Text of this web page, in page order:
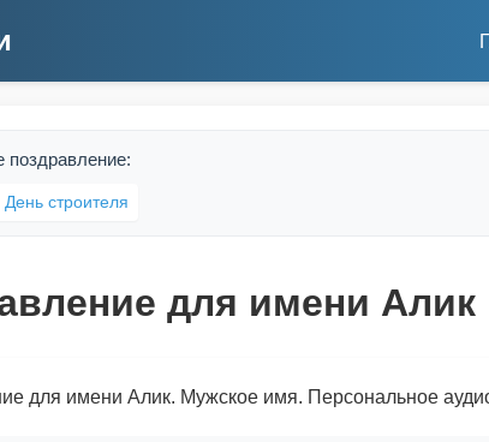
поздравление:
День строителя
для имени Алик
для имени Алик. Мужское имя. Персональное